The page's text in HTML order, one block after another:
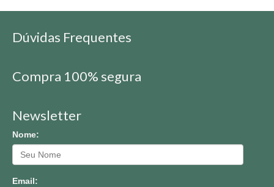
Dúvidas Frequentes
Compra 100% segura
Newsletter
Nome:
Email: